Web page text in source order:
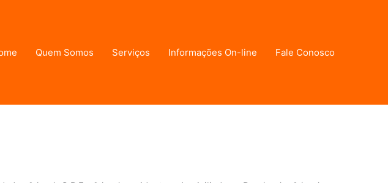
Quem Somos Serviços Informações On-line Fale Conosco